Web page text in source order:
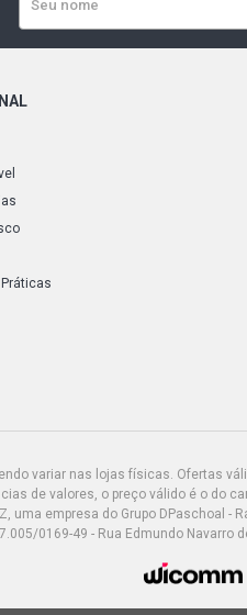
variar nas lojas físicas. Ofertas
de valores, o preço válido é o do
uma empresa do Grupo DPaschoal -
0169-49 - Rua Edmundo Navarro